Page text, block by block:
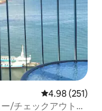
レビュー251
4.98 (251)
/チェックアウトは